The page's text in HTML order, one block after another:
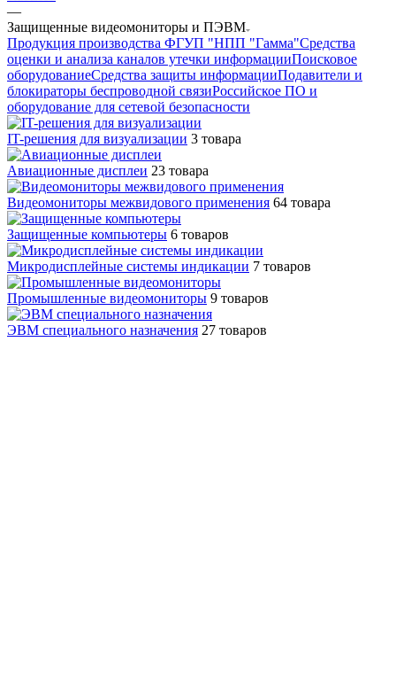
—
Защищенные видеомониторы и ПЭВМ
Продукция производства ФГУП "НПП "Гамма"Средства
оценки и анализа каналов утечки информацииПоисковое
оборудованиеСредства защиты информацииПодавители и
блокираторы беспроводной связиРоссийское ПО и
оборудование для сетевой безопасности
IT-решения для визуализации 3 товара
Авиационные дисплеи 23 товара
Видеомониторы межвидового применения 64 товара
Защищенные компьютеры 6 товаров
Микродисплейные системы индикации 7 товаров
Промышленные видеомониторы 9 товаров
ЭВМ специального назначения 27 товаров